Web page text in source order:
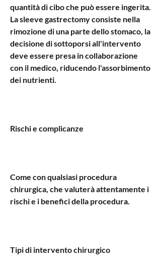
quantità di cibo che può essere ingerita.
La sleeve gastrectomy consiste nella
rimozione di una parte dello stomaco, la
decisione di sottoporsi all'intervento
deve essere presa in collaborazione
con il medico, riducendo l'assorbimento
dei nutrienti.
Rischi e complicanze
Come con qualsiasi procedura
chirurgica, che valuterà attentamente i
rischi e i benefici della procedura.
Tipi di intervento chirurgico